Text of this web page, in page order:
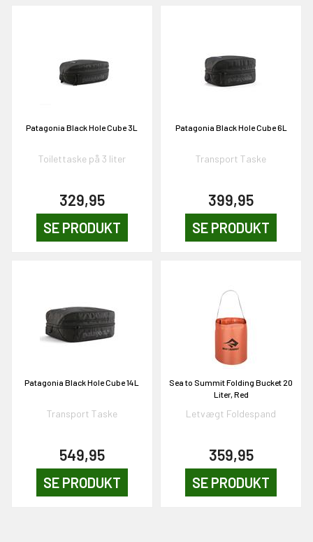
Patagonia Black Hole Cube 3L
Toilettaske på 3 liter
329,95
SE PRODUKT
Patagonia Black Hole Cube 6L
Transport Taske
399,95
SE PRODUKT
Patagonia Black Hole Cube 14L
Transport Taske
549,95
SE PRODUKT
Sea to Summit Folding Bucket 20
Liter, Red
Letvægt Foldespand
359,95
SE PRODUKT
NEJ TAK!